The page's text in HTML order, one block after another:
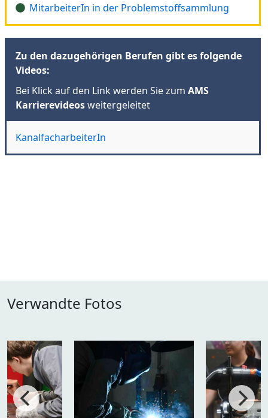
MitarbeiterIn in der Problemstoffsammlung
Zu den dazugehörigen Berufen gibt es folgende
Videos:
Bei Klick auf den Link werden Sie zum AMS
Karrierevideosweitergeleitet
KanalfacharbeiterIn
Verwandte Fotos